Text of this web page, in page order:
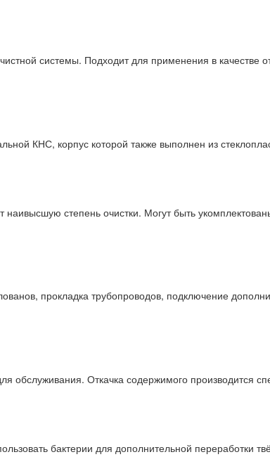
системы. Подходит для применения в качестве
КНС, корпус которой также выполнен из
степень очистки. Могут быть
прокладка трубопроводов, подключение
Откачка содержимого производится
бактерии для дополнительной переработки